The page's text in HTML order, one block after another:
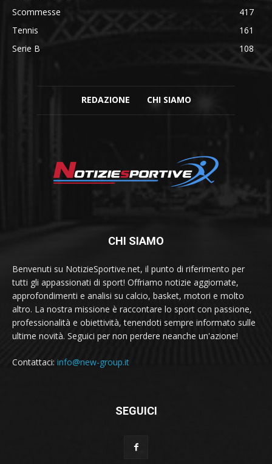
Scommesse
417
Tennis
161
Serie B
108
REDAZIONE CHI SIAMO
CHI SIAMO
Benvenuti su NotizieSportive.net, il punto di riferimento per
tutti gli appassionati di sport! Offriamo notizie aggiornate,
approfondimenti e analisi su calcio, basket, motori e molto
altro. La nostra missione è raccontare lo sport con passione,
professionalità e obiettività, tenendoti sempre informato sulle
ultime novità. Seguici per non perdere neanche un'azione!
Contattaci: info@new-group.it
SEGUICI